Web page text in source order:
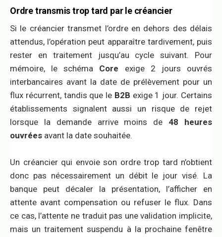
Ordre transmis trop tard par le créancier
Si le créancier transmet l’ordre en dehors des délais
attendus, l’opération peut apparaître tardivement, puis
rester en traitement jusqu’au cycle suivant. Pour
mémoire, le schéma Core exige 2 jours ouvrés
interbancaires avant la date de prélèvement pour un
flux récurrent, tandis que le B2B exige 1 jour. Certains
établissements signalent aussi un risque de rejet
lorsque la demande arrive moins de 48 heures
ouvrées avant la date souhaitée.
Un créancier qui envoie son ordre trop tard n’obtient
donc pas nécessairement un débit le jour visé. La
banque peut décaler la présentation, l’afficher en
attente avant compensation ou refuser le flux. Dans
ce cas, l’attente ne traduit pas une validation implicite,
mais un traitement suspendu à la prochaine fenêtre